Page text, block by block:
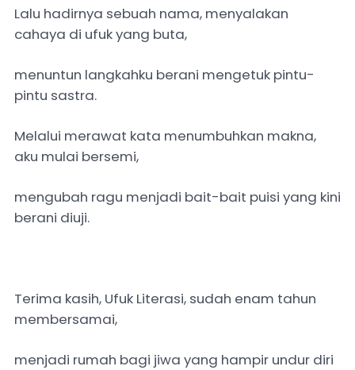
Lalu hadirnya sebuah nama, menyalakan
cahaya di ufuk yang buta,
menuntun langkahku berani mengetuk pintu-
pintu sastra.
Melalui merawat kata menumbuhkan makna,
aku mulai bersemi,
mengubah ragu menjadi bait-bait puisi yang kini
berani diuji.
Terima kasih, Ufuk Literasi, sudah enam tahun
membersamai,
menjadi rumah bagi jiwa yang hampir undur diri